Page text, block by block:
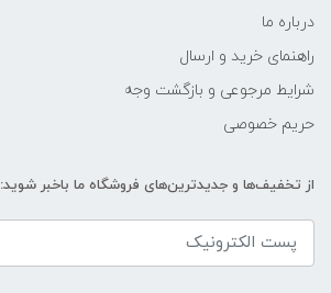
درباره ما
راهنمای خرید و ارسال
شرایط مرجوعی و بازگشت وجه
حریم خصوصی
از تخفیف‌ها و جدیدترین‌های فروشگاه ما باخبر شوید: